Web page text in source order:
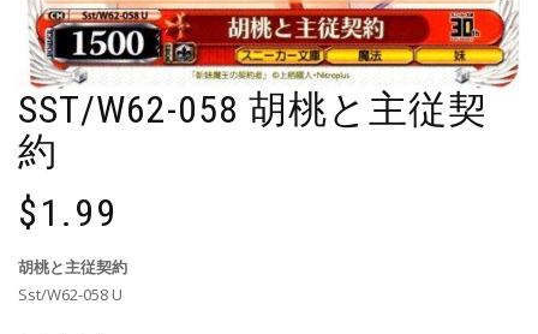
SST/W62-058 胡桃と主従契
約
$1.99
胡桃と主従契約
Sst/W62-058 U